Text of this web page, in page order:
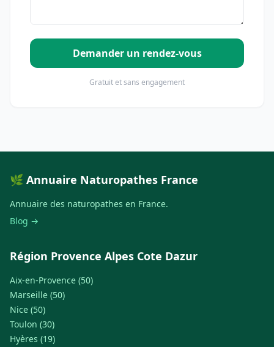
Demander un rendez-vous
Gratuit et sans engagement
🌿 Annuaire Naturopathes France
Annuaire des naturopathes en France.
Blog →
Région Provence Alpes Cote Dazur
Aix-en-Provence (50)
Marseille (50)
Nice (50)
Toulon (30)
Hyères (19)